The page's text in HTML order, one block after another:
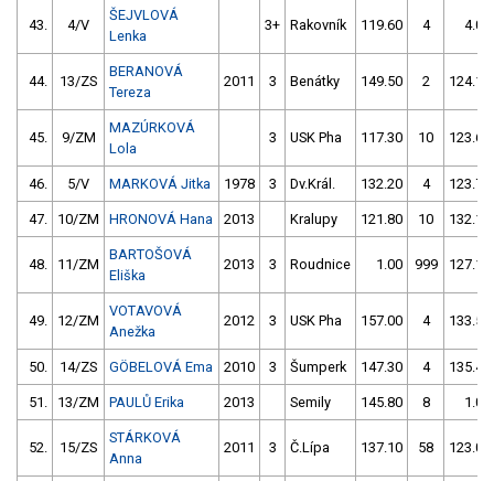
43. 4/V
ŠEJVLOVÁ
Lenka
3+ Rakovník 119.60 4 4.00
44. 13/ZS
BERANOVÁ
Tereza
2011 3 Benátky 149.50 2 124.10
45. 9/ZM
MAZÚRKOVÁ
Lola
3 USK Pha 117.30 10 123.60
46. 5/V MARKOVÁ Jitka 1978 3 Dv.Král. 132.20 4 123.70
47. 10/ZM HRONOVÁ Hana 2013 Kralupy 121.80 10 132.10
48. 11/ZM
BARTOŠOVÁ
Eliška
2013 3 Roudnice 1.00 999 127.10
49. 12/ZM
VOTAVOVÁ
Anežka
2012 3 USK Pha 157.00 4 133.50
50. 14/ZS GÖBELOVÁ Ema 2010 3 Šumperk 147.30 4 135.40
51. 13/ZM PAULŮ Erika 2013 Semily 145.80 8 1.00
52. 15/ZS
STÁRKOVÁ
Anna
2011 3 Č.Lípa 137.10 58 123.00